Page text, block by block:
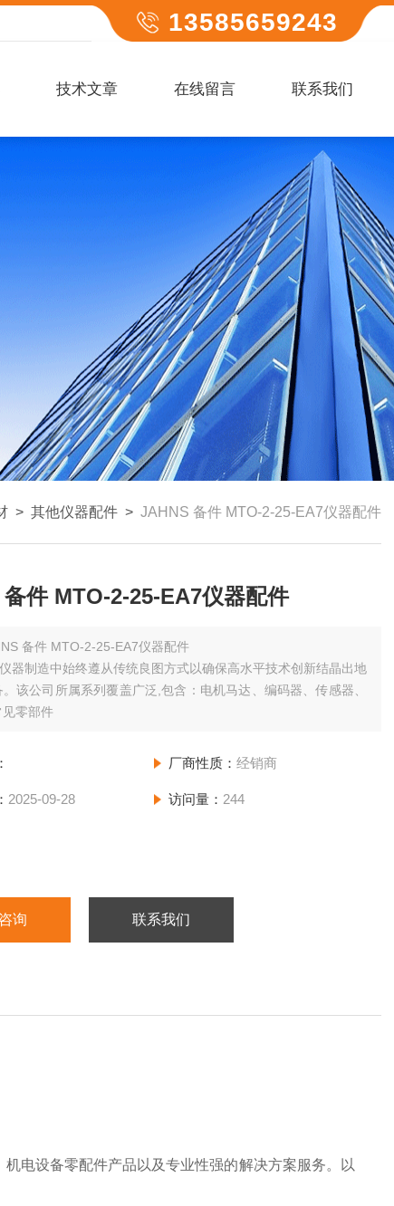
13585659243
技术文章 在线留言 联系我们
> 其他仪器配件 > JAHNS 备件 MTO-2-25-EA7仪器配件
件 MTO-2-25-EA7仪器配件
备件 MTO-2-25-EA7仪器配件
器制造中始终遵从传统良图方式以确保高水平技术创新结晶出地
该公司所属系列覆盖广泛,包含：电机马达、编码器、传感器、
零部件
厂商性质： 经销商
2025-09-28 访问量： 244
询 联系我们
电设备零配件产品以及专业性强的解决方案服务。以